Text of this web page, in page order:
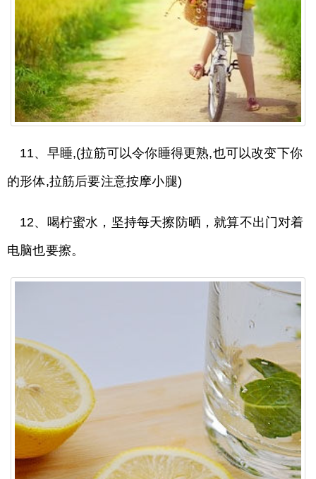
11、早睡,(拉筋可以令你睡得更熟,也可以改变下你
的形体,拉筋后要注意按摩小腿)
12、喝柠蜜水，坚持每天擦防晒，就算不出门对着
电脑也要擦。